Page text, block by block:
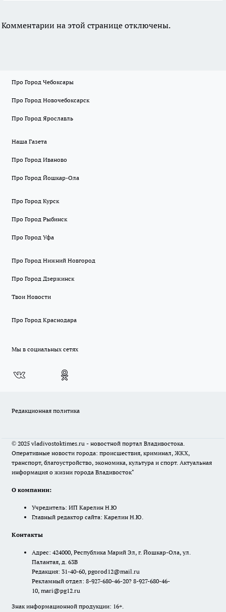
Комментарии на этой странице отключены.
Про Город Чебоксары
Про Город Новочебоксарск
Про Город Ярославль
Наша Газета
Про Город Иваново
Про Город Йошкар-Ола
Про Город Курск
Про Город Рыбинск
Про Город Уфа
Про Город Нижний Новгород
Про Город Дзержинск
Твои Новости
Про Город Краснодара
Мы в социальных сетях
Редакционная политика
© 2025 vladivostoktimes.ru - новостной портал Владивостока.
Оперативные новости города: происшествия, криминал, ЖКХ,
транспорт, благоустройство, экономика, культура и спорт. Актуальная
информация о жизни города Владивосток"
О компании:
Учредитель: ИП Карелин Н.Ю
Главный редактор сайта: Карелин Н.Ю.
Контакты
Адрес: 424000, Республика Марий Эл, г. Йошкар-Ола, ул.
Палантая, д. 63В
Редакция: 31-40-60, pgorod12@mail.ru
Рекламный отдел: 8-927-680-46-20? 8-927-680-46-
10, mari@pg12.ru
Знак информационной продукции: 16+.